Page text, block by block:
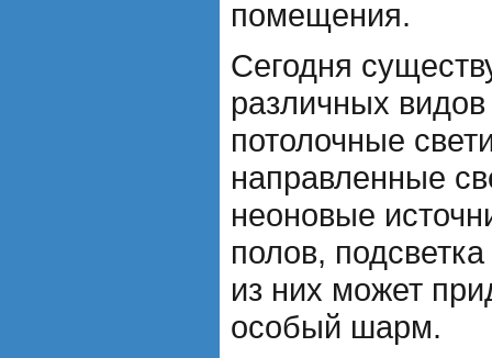
помещения.
Сегодня
различных видов
потолочные
направленные
неоновые
полов,
из них может
особый шарм.